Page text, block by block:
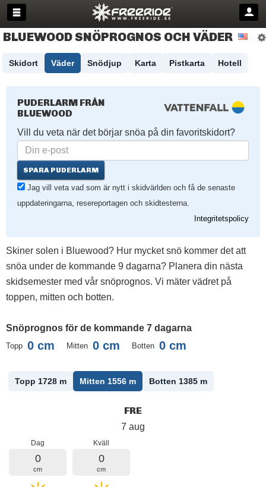
BLUEWOOD SNÖPROGNOS OCH VÄDER
Skidort Väder Snödjup Karta Pistkarta Hotell
PUDERLARM FRÅN
BLUEWOOD
Vill du veta när det börjar snöa på din favoritskidort?
SPARA PUDERLARM
Jag vill veta vad som är nytt i skidvärlden och få de senaste
uppdateringarna, resereportagen och skidtesterna.
Integritetspolicy
Skiner solen i Bluewood? Hur mycket snö kommer det att
snöa under de kommande 9 dagarna? Planera din nästa
skidsemester med vår snöprognos. Vi mäter vädret på
toppen, mitten och botten.
Snöprognos för de kommande 7 dagarna
Topp 0 cm Mitten 0 cm Botten 0 cm
Topp 1728 m Mitten 1556 m Botten 1385 m
FRE
7 aug
Dag
0
cm
Kväll
0
cm